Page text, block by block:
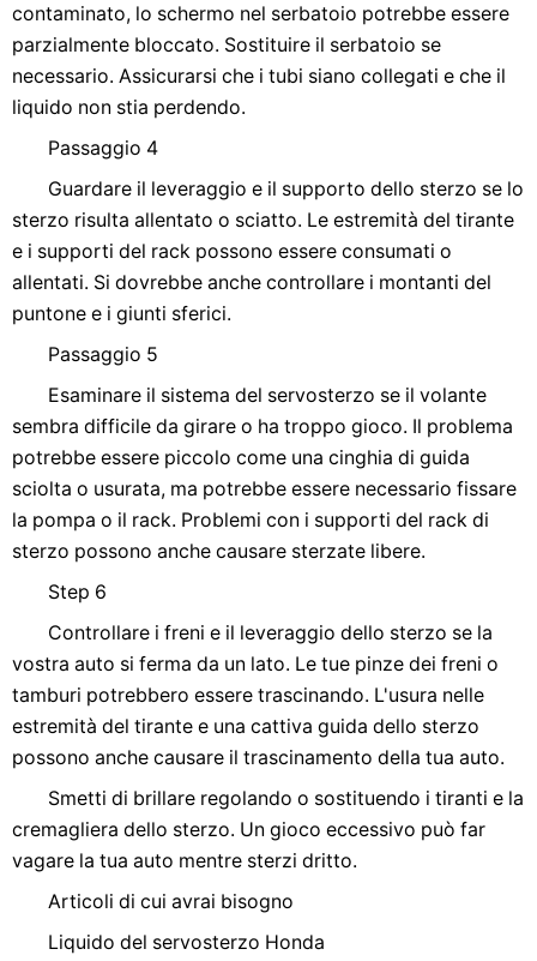
contaminato, lo schermo nel serbatoio potrebbe essere
parzialmente bloccato. Sostituire il serbatoio se
necessario. Assicurarsi che i tubi siano collegati e che il
liquido non stia perdendo.
Passaggio 4
Guardare il leveraggio e il supporto dello sterzo se lo
sterzo risulta allentato o sciatto. Le estremità del tirante
e i supporti del rack possono essere consumati o
allentati. Si dovrebbe anche controllare i montanti del
puntone e i giunti sferici.
Passaggio 5
Esaminare il sistema del servosterzo se il volante
sembra difficile da girare o ha troppo gioco. Il problema
potrebbe essere piccolo come una cinghia di guida
sciolta o usurata, ma potrebbe essere necessario fissare
la pompa o il rack. Problemi con i supporti del rack di
sterzo possono anche causare sterzate libere.
Step 6
Controllare i freni e il leveraggio dello sterzo se la
vostra auto si ferma da un lato. Le tue pinze dei freni o
tamburi potrebbero essere trascinando. L'usura nelle
estremità del tirante e una cattiva guida dello sterzo
possono anche causare il trascinamento della tua auto.
Smetti di brillare regolando o sostituendo i tiranti e la
cremagliera dello sterzo. Un gioco eccessivo può far
vagare la tua auto mentre sterzi dritto.
Articoli di cui avrai bisogno
Liquido del servosterzo Honda